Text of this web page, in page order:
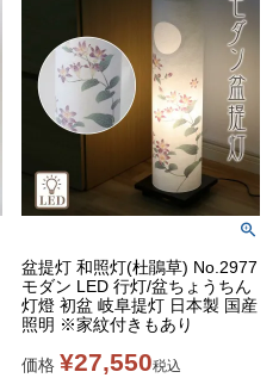
盆提灯 和照灯(杜鵑草) No.2977
モダン LED 行灯/盆ちょうちん
灯燈 初盆 岐阜提灯 日本製 国産
照明 ※家紋付きもあり
価格 ¥27,550税込